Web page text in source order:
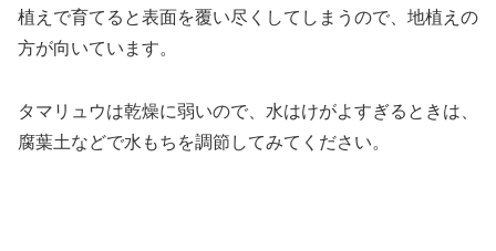
植えで育てると表面を覆い尽くしてしまうので、地植えの
方が向いています。
タマリュウは乾燥に弱いので、水はけがよすぎるときは、
腐葉土などで水もちを調節してみてください。